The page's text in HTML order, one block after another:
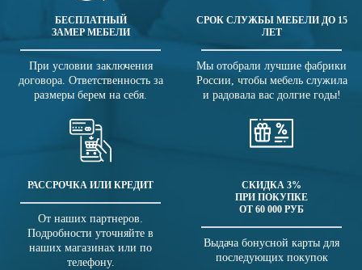
БЕСПЛАТНЫЙ
ЗАМЕР МЕБЕЛИ
При условии заключения
договора. Ответственность за
размеры берем на себя.
СРОК СЛУЖБЫ МЕБЕЛИ ДО 15
ЛЕТ
Мы отобрали лучшие фабрики
России, чтобы мебель служила
и радовала вас долгие годы!
РАССРОЧКА ИЛИ КРЕДИТ
От наших партнеров.
Подробности уточняйте в
наших магазинах или по
телефону.
СКИДКА 3%
ПРИ ПОКУПКЕ
ОТ 60 000 РУБ
Выдача бонусной карты для
последующих покупок